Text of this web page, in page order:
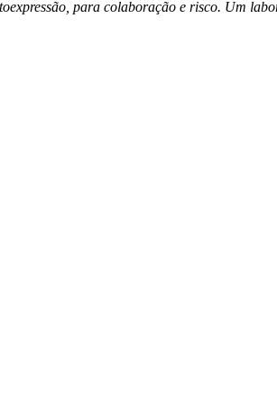
para colaboração e risco. Um